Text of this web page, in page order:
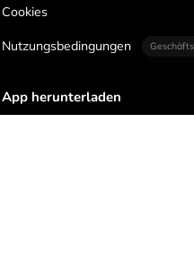
Cookies
Nutzungsbedingungen
App herunterladen